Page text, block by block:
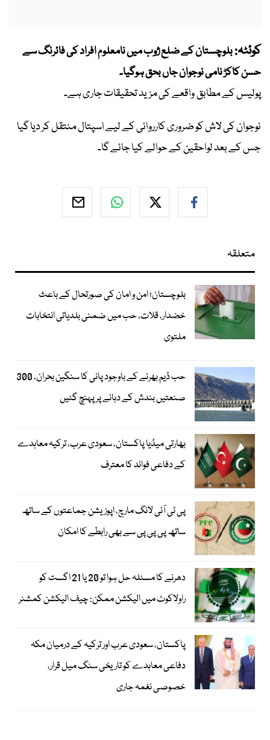
کوئٹہ:بلوچستان کے ضلع ژوب میں نامعلوم افراد کی فائرنگ سے
حسن کاکڑ نامی نوجوان جاں بحق ہوگیا۔
پولیس کے مطابق واقعے کی مزید تحقیقات جاری ہے۔
نوجوان کی لاش کو ضروری کارروائی کے لیے اسپتال منتقل کر دیا گیا
جس کے بعد لواحقین کے حوالے کیا جائے گا۔
متعلقہ
بلوچستان؛ امن و امان کی صورتحال کے باعث
خضدار، قلات، حب میں ضمنی بلدیاتی انتخابات
ملتوی
حب ڈیم بھرنے کے باوجود پانی کا سنگین بحران، 300
صنعتیں بندش کے دہانے پر پہنچ گئیں
بھارتی میڈیا پاکستان، سعودی عرب، ترکیہ معاہدے
کے دفاعی فوائد کا معترف
پی ٹی آئی لانگ مارچ، اپوزیشن جماعتوں کے ساتھ
ساتھ پی پی پی سے بھی رابطے کا امکان
دھرنے کا مسئلہ حل ہوا تو 20 یا 21 اگست کو
راولاکوٹ میں الیکشن ممکن: چیف الیکشن کمشنر
پاکستان، سعودی عرب اور ترکیہ کے درمیان مکہ
دفاعی معاہدے کو تاریخی سنگ میل قرار،
خصوصی نغمہ جاری